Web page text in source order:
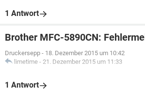
1 Antwort
Brother MFC-5890CN:
Druckersepp - 18. Dezember 2015 um 10:42
limetime - 21. Dezember 2015 um 11:33
1 Antwort